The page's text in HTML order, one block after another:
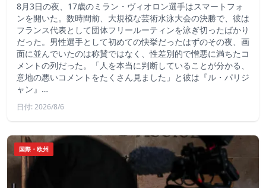
8月3日の夜、17歳のミラン・ヴィオロン選手はスマートフォ
ンを開いた。数時間前、大規模な芸術水泳大会の決勝で、彼は
フランス代表として団体フリールーティンを泳ぎ切ったばかり
だった。男性選手として初めての快挙だったはずのその夜、画
面に並んでいたのは称賛ではなく、性差別的で憎悪に満ちたコ
メントの列だった。「人を本当に判断していることが分かる、
意地の悪いコメントをたくさん見ました」と彼は『ル・パリジ
ャン』…
日付: 2026/8/6
国際・欧州